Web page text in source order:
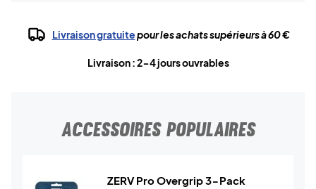
Livraison gratuitepour les achats supérieurs à 60 €
Livraison : 2-4 jours ouvrables
ACCESSOIRES POPULAIRES
ZERV Pro Overgrip 3-Pack